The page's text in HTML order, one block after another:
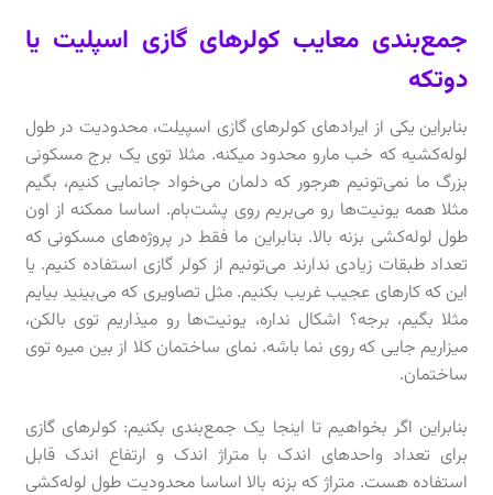
جمع‌بندی معایب کولرهای گازی اسپلیت یا
دوتکه
بنابراین یکی از ایرادهای کولرهای گازی اسپیلت، محدودیت در طول
لوله‌کشیه که خب مارو محدود میکنه. مثلا توی یک برج مسکونی
بزرگ ما نمی‌تونیم هرجور که دلمان می‌خواد جانمایی کنیم، بگیم
مثلا همه‌ یونیت‌ها رو می‌بریم روی پشت‌بام. اساسا ممکنه از اون
طول لوله‌کشی بزنه بالا. بنابراین ما فقط در پروژه‌های مسکونی که
تعداد طبقات زیادی ندارند می‌تونیم از کولر گازی استفاده کنیم. یا
این که کارهای عجیب غریب بکنیم. مثل تصاویری که می‌بینید بیایم
مثلا بگیم، برجه؟ اشکال نداره، یونیت‌ها رو میذاریم توی بالکن،
میزاریم جایی که روی نما باشه. نمای ساختمان کلا از بین میره توی
ساختمان.
بنابراین اگر بخواهیم تا اینجا یک جمع‌بندی بکنیم: کولرهای گازی
برای تعداد واحد‌های اندک با متراژ اندک و ارتفاع اندک قابل
استفاده هست. متراژ که بزنه بالا اساسا محدودیت طول لوله‌کشی